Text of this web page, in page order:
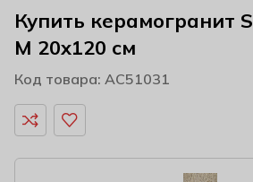
Купить керамогранит
M 20х120 см
Код товара: AC51031